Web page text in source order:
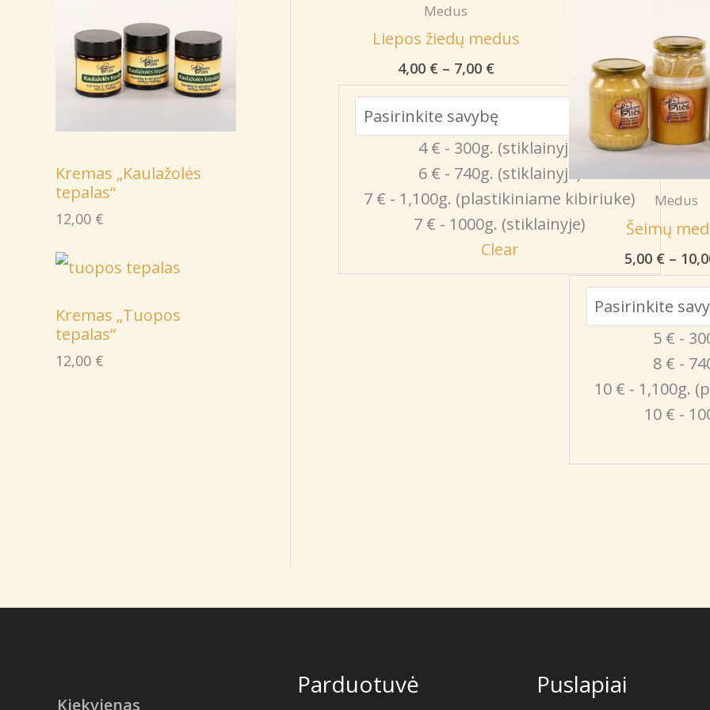
Kremas „Kaulažolės
tepalas“
12,00 €
Kremas „Tuopos
tepalas“
12,00 €
Medus
Liepos žiedų medus
4,00 € – 7,00 €Price
range:
4,00 €
through
7,00 €
4 € - 300g. (stiklainyje)
6 € - 740g. (stiklainyje)
7 € - 1,100g. (plastikiniame kibiriuke)
7 € - 1000g. (stiklainyje)
Clear
Medus
Šeimų
5,00 € –
5 € -
8 € -
10 € - 1,100g.
10 € -
Kiekvienas
Parduotuvė Puslapiai